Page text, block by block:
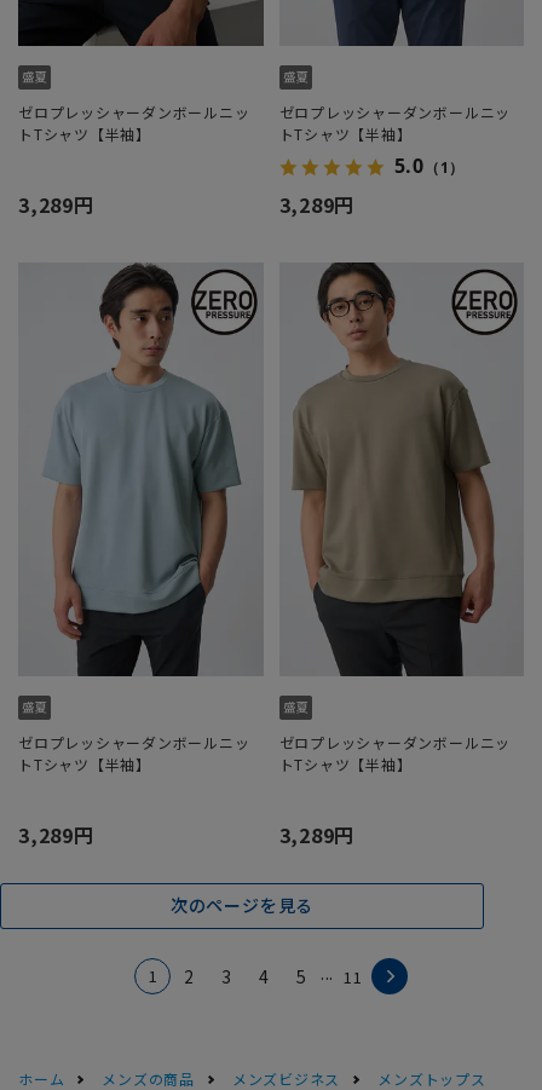
ゼロプレッシャーダンボールニッ
トTシャツ【半袖】
3,289円
ゼロプレッシャーダンボールニッ
トTシャツ【半袖】
5.0 （1）
3,289円
ゼロプレッシャーダンボールニッ
トTシャツ【半袖】
3,289円
ゼロプレッシャーダンボールニッ
トTシャツ【半袖】
3,289円
次のページを見る
1 2 3 4 5 ... 11
ホーム メンズの商品 メンズビジネス メンズトップス